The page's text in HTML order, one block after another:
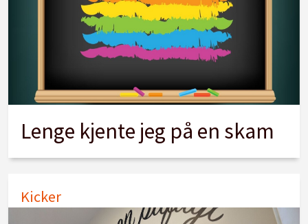
Lenge kjente jeg på en skam
Kicker